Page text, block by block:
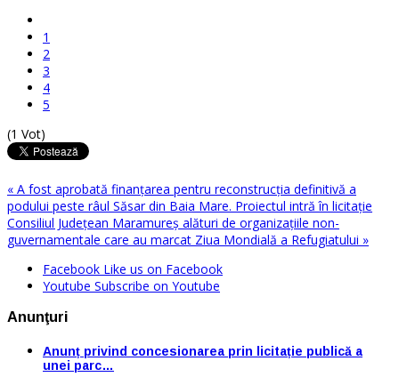
1
2
3
4
5
(1 Vot)
« A fost aprobată finanțarea pentru reconstrucția definitivă a
podului peste râul Săsar din Baia Mare. Proiectul intră în licitație
Consiliul Județean Maramureș alături de organizațiile non-
guvernamentale care au marcat Ziua Mondială a Refugiatului »
Facebook Like us on Facebook
Youtube Subscribe on Youtube
Anunţuri
Anunț privind concesionarea prin licitație publică a
unei parc…